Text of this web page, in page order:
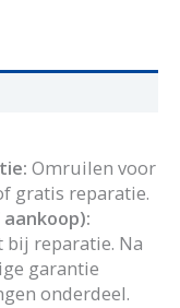
Omruilen voor
gratis reparatie.
reparatie. Na
garantie
onderdeel.